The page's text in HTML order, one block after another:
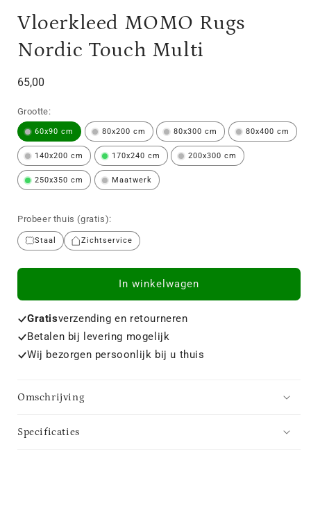
Vloerkleed MOMO Rugs
Nordic Touch Multi
Normale
65,00
Grootte:
60x90 cm 80x200 cm 80x300 cm 80x400 cm
140x200 cm 170x240 cm 200x300 cm
250x350 cm Maatwerk
Probeer thuis (gratis):
Staal Zichtservice
In winkelwagen
Gratisverzending en retourneren
Betalen bij levering mogelijk
Wij bezorgen persoonlijk bij u thuis
Omschrijving
Specificaties